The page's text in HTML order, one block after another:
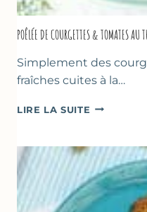
POÊLÉE DE COURGETTES & TOMATES AU
Simplement des
fraîches cuites à la…
LIRE LA SUITE POÊLÉE
&
TOMATES
AU
THYM